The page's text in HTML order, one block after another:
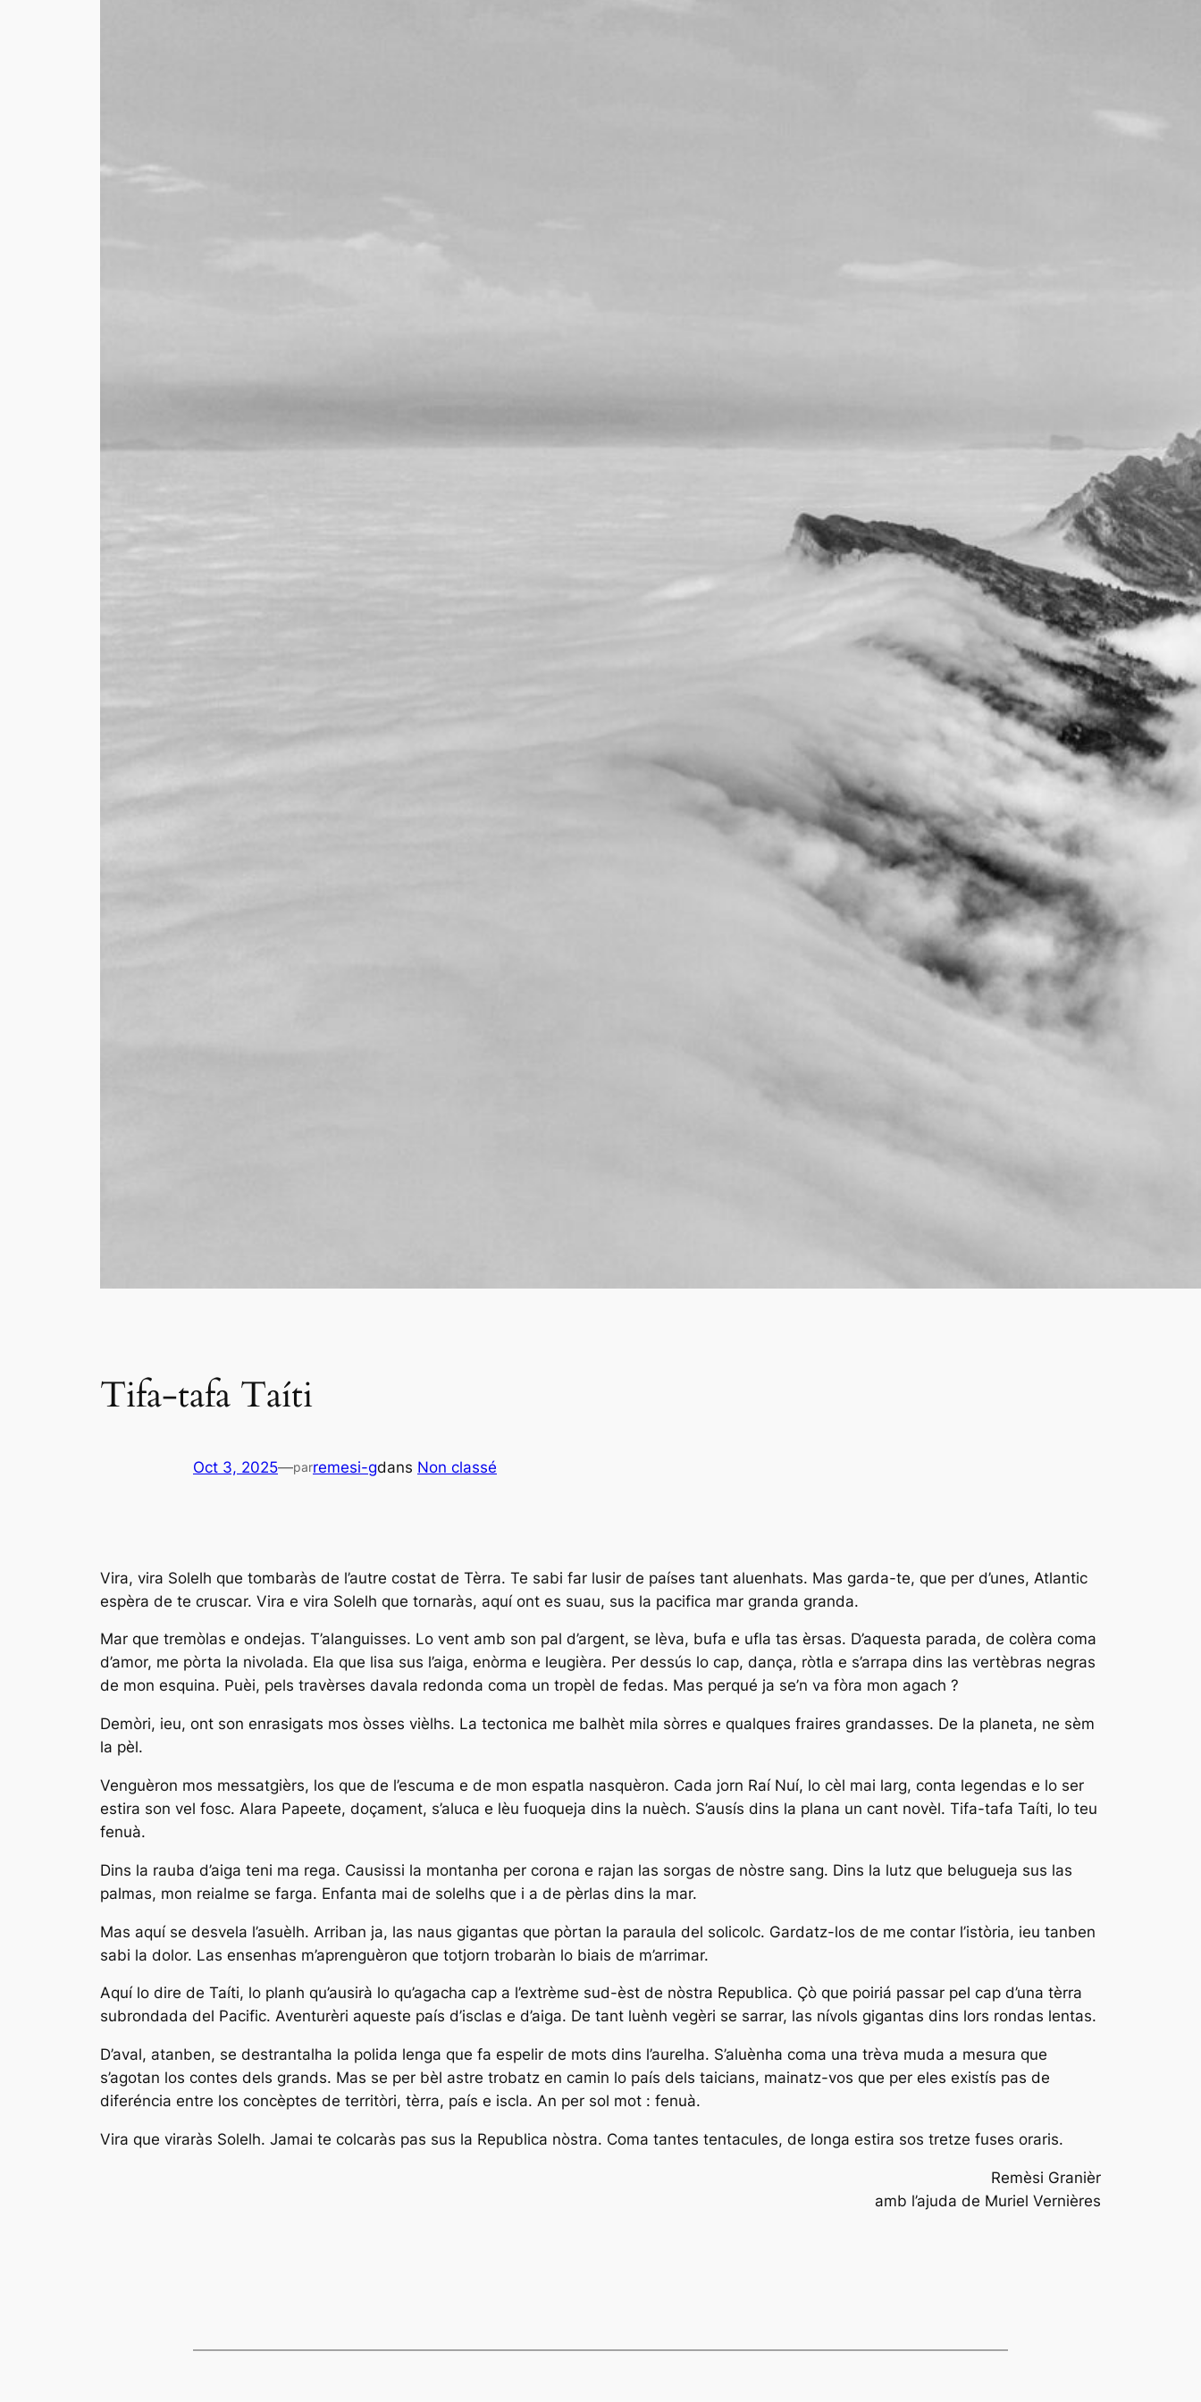
Tifa-tafa Taíti
Oct 3, 2025—parremesi-gdans Non classé
Vira, vira Solelh que tombaràs de l’autre costat de Tèrra. Te sabi far lusir de países tant aluenhats. Mas garda-te, que per d’unes, Atlantic
espèra de te cruscar. Vira e vira Solelh que tornaràs, aquí ont es suau, sus la pacifica mar granda granda.
Mar que tremòlas e ondejas. T’alanguisses. Lo vent amb son pal d’argent, se lèva, bufa e ufla tas èrsas. D’aquesta parada, de colèra coma
d’amor, me pòrta la nivolada. Ela que lisa sus l’aiga, enòrma e leugièra. Per dessús lo cap, dança, ròtla e s’arrapa dins las vertèbras negras
de mon esquina. Puèi, pels travèrses davala redonda coma un tropèl de fedas. Mas perqué ja se’n va fòra mon agach ?
Demòri, ieu, ont son enrasigats mos òsses vièlhs. La tectonica me balhèt mila sòrres e qualques fraires grandasses. De la planeta, ne sèm
la pèl.
Venguèron mos messatgièrs, los que de l’escuma e de mon espatla nasquèron. Cada jorn Raí Nuí, lo cèl mai larg, conta legendas e lo ser
estira son vel fosc. Alara Papeete, doçament, s’aluca e lèu fuoqueja dins la nuèch. S’ausís dins la plana un cant novèl. Tifa-tafa Taíti, lo teu
fenuà.
Dins la rauba d’aiga teni ma rega. Causissi la montanha per corona e rajan las sorgas de nòstre sang. Dins la lutz que belugueja sus las
palmas, mon reialme se farga. Enfanta mai de solelhs que i a de pèrlas dins la mar.
Mas aquí se desvela l’asuèlh. Arriban ja, las naus gigantas que pòrtan la paraula del solicolc. Gardatz-los de me contar l’istòria, ieu tanben
sabi la dolor. Las ensenhas m’aprenguèron que totjorn trobaràn lo biais de m’arrimar.
Aquí lo dire de Taíti, lo planh qu’ausirà lo qu’agacha cap a l’extrème sud-èst de nòstra Republica. Çò que poiriá passar pel cap d’una tèrra
subrondada del Pacific. Aventurèri aqueste país d’isclas e d’aiga. De tant luènh vegèri se sarrar, las nívols gigantas dins lors rondas lentas.
D’aval, atanben, se destrantalha la polida lenga que fa espelir de mots dins l’aurelha. S’aluènha coma una trèva muda a mesura que
s’agotan los contes dels grands. Mas se per bèl astre trobatz en camin lo país dels taicians, mainatz-vos que per eles existís pas de
diferéncia entre los concèptes de territòri, tèrra, país e iscla. An per sol mot : fenuà.
Vira que viraràs Solelh. Jamai te colcaràs pas sus la Republica nòstra. Coma tantes tentacules, de longa estira sos tretze fuses oraris.
Remèsi Granièr
amb l’ajuda de Muriel Vernières